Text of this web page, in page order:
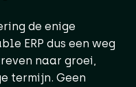
de enige
ERP dus een weg
naar groei,
termijn. Geen